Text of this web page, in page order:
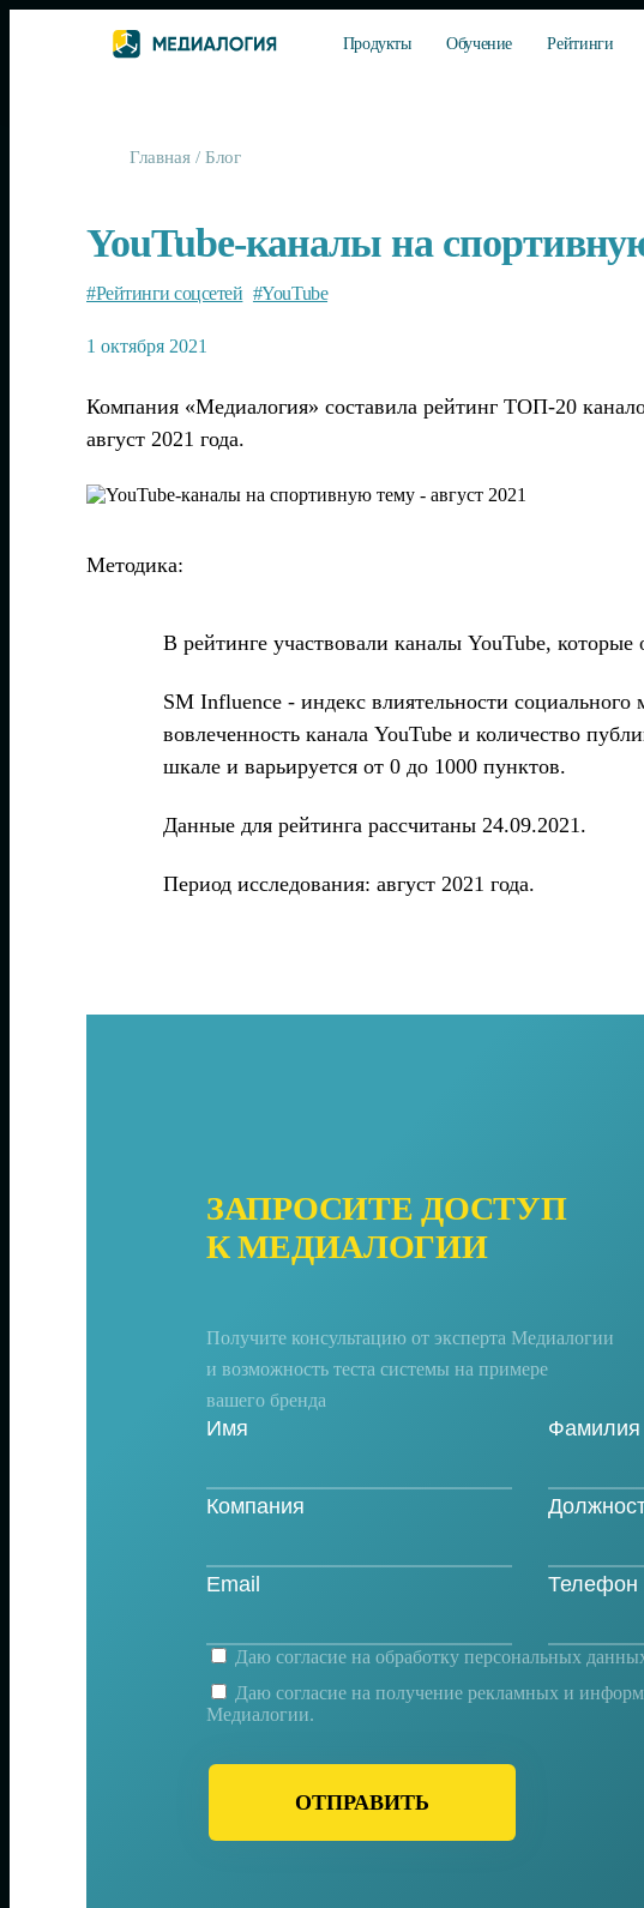
Продукты Обучение Рейтинги
Главная / Блог
YouTube-каналы на
#Рейтинги соцсетей #YouTube
1 октября 2021
Компания «Медиалогия» составила рейтинг ТОП-20
август 2021 года.
Методика:
В рейтинге участвовали каналы YouTube,
SM Influence - индекс влиятельности
вовлеченность канала YouTube и количество
шкале и варьируется от 0 до 1000 пунктов.
Данные для рейтинга рассчитаны 24.09.2021.
Период исследования: август 2021 года.
ЗАПРОСИТЕ ДОСТУП
К МЕДИАЛОГИИ
Получите консультацию от эксперта Медиалогии
и возможность теста системы на примере
вашего бренда
ОТПРАВИТЬ
Даю согласие на обработку персональных
Даю согласие на получение рекламных и
Медиалогии.